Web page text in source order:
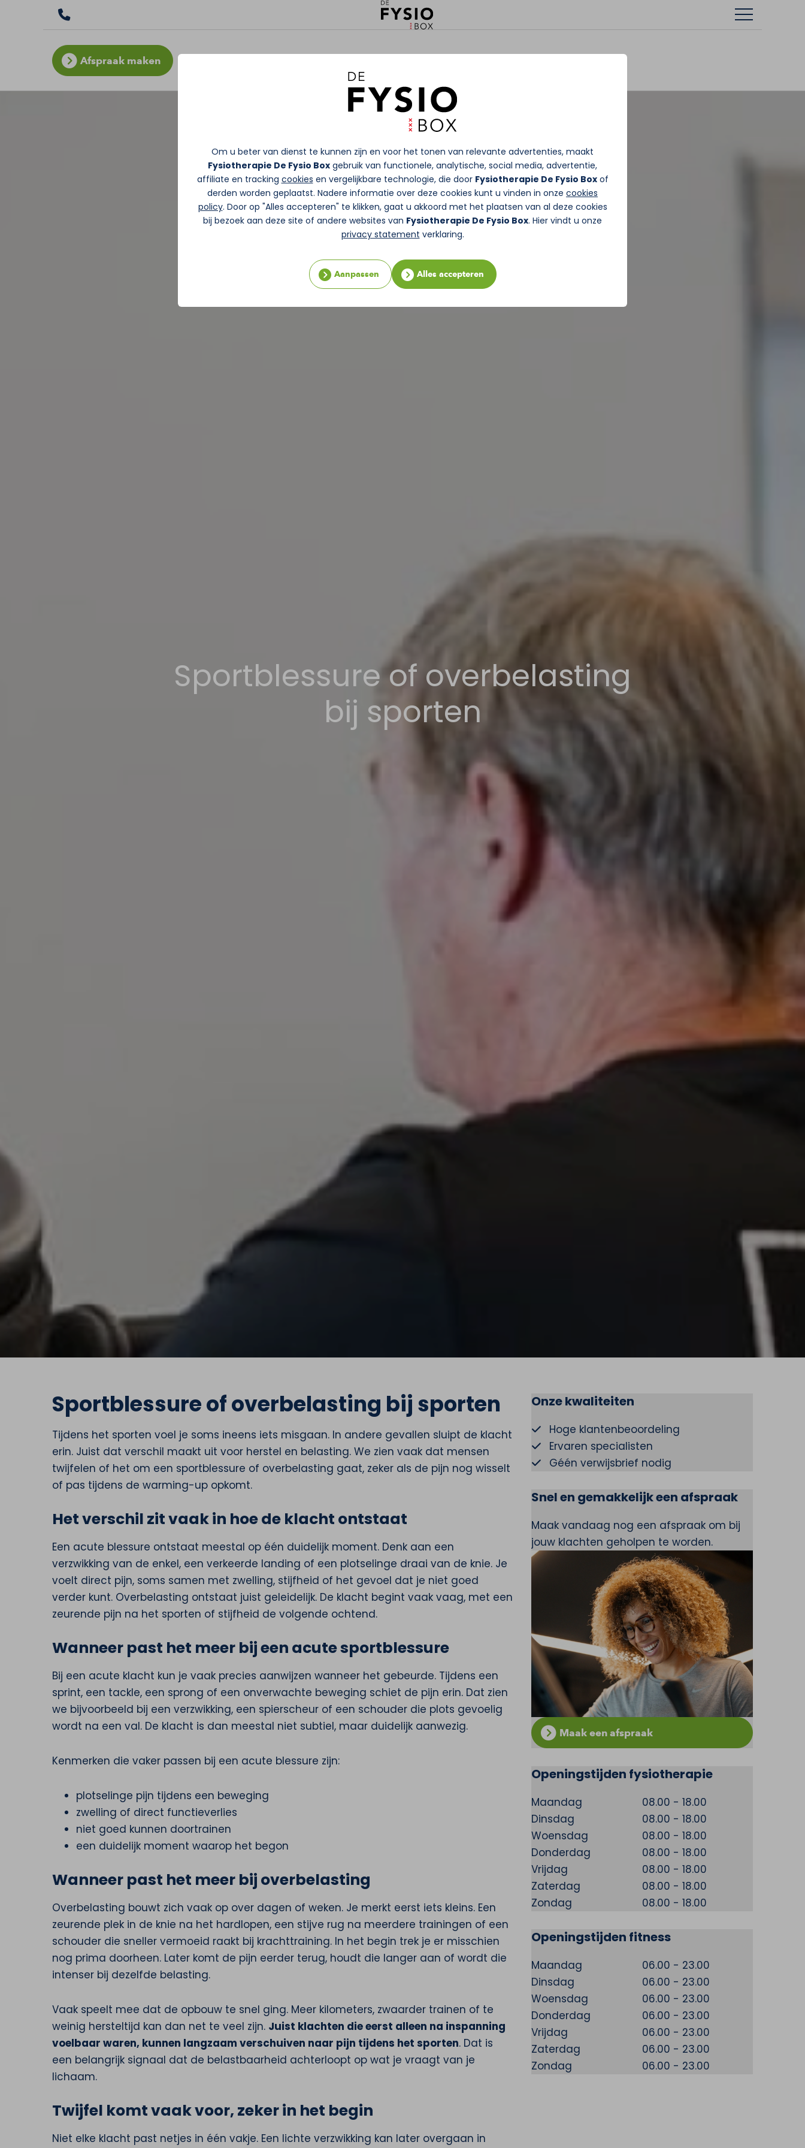
Om u beter van dienst te kunnen zijn en voor het tonen van relevante advertenties, maakt
Fysiotherapie De Fysio Box gebruik van functionele, analytische, social media, advertentie,
affiliate en tracking cookies en vergelijkbare technologie, die door Fysiotherapie De Fysio Boxof
derden worden geplaatst. Nadere informatie over deze cookies kunt u vinden in onze cookies
policy. Door op "Alles accepteren" te klikken, gaat u akkoord met het plaatsen van al deze cookies
bij bezoek aan deze site of andere websites van Fysiotherapie De Fysio Box. Hier vindt u onze
privacy statement verklaring.
Aanpassen Alles accepteren
Afspraak maken
Sportblessure of overbelasting
bij sporten
Sportblessure of overbelasting bij sporten
Tijdens het sporten voel je soms ineens iets misgaan. In andere gevallen sluipt de klacht
erin. Juist dat verschil maakt uit voor herstel en belasting. We zien vaak dat mensen
twijfelen of het om een sportblessure of overbelasting gaat, zeker als de pijn nog wisselt
of pas tijdens de warming-up opkomt.
Het verschil zit vaak in hoe de klacht ontstaat
Een acute blessure ontstaat meestal op één duidelijk moment. Denk aan een
verzwikking van de enkel, een verkeerde landing of een plotselinge draai van de knie. Je
voelt direct pijn, soms samen met zwelling, stijfheid of het gevoel dat je niet goed
verder kunt. Overbelasting ontstaat juist geleidelijk. De klacht begint vaak vaag, met een
zeurende pijn na het sporten of stijfheid de volgende ochtend.
Wanneer past het meer bij een acute sportblessure
Bij een acute klacht kun je vaak precies aanwijzen wanneer het gebeurde. Tijdens een
sprint, een tackle, een sprong of een onverwachte beweging schiet de pijn erin. Dat zien
we bijvoorbeeld bij een verzwikking, een spierscheur of een schouder die plots gevoelig
wordt na een val. De klacht is dan meestal niet subtiel, maar duidelijk aanwezig.
Kenmerken die vaker passen bij een acute blessure zijn:
plotselinge pijn tijdens een beweging
zwelling of direct functieverlies
niet goed kunnen doortrainen
een duidelijk moment waarop het begon
Wanneer past het meer bij overbelasting
Overbelasting bouwt zich vaak op over dagen of weken. Je merkt eerst iets kleins. Een
zeurende plek in de knie na het hardlopen, een stijve rug na meerdere trainingen of een
schouder die sneller vermoeid raakt bij krachttraining. In het begin trek je er misschien
nog prima doorheen. Later komt de pijn eerder terug, houdt die langer aan of wordt die
intenser bij dezelfde belasting.
Vaak speelt mee dat de opbouw te snel ging. Meer kilometers, zwaarder trainen of te
weinig hersteltijd kan dan net te veel zijn. Juist klachten die eerst alleen na inspanning
voelbaar waren, kunnen langzaam verschuiven naar pijn tijdens het sporten. Dat is
een belangrijk signaal dat de belastbaarheid achterloopt op wat je vraagt van je
lichaam.
Twijfel komt vaak voor, zeker in het begin
Niet elke klacht past netjes in één vakje. Een lichte verzwikking kan later overgaan in
Onze kwaliteiten
Hoge klantenbeoordeling
Ervaren specialisten
Géén verwijsbrief nodig
Snel en gemakkelijk een afspraak
Maak vandaag nog een afspraak om bij
jouw klachten geholpen te worden.
Maak een afspraak
Openingstijden fysiotherapie
Maandag
08.00 - 18.00
Dinsdag
08.00 - 18.00
Woensdag
08.00 - 18.00
Donderdag
08.00 - 18.00
Vrijdag
08.00 - 18.00
Zaterdag
08.00 - 18.00
Zondag
08.00 - 18.00
Openingstijden fitness
Maandag
06.00 - 23.00
Dinsdag
06.00 - 23.00
Woensdag
06.00 - 23.00
Donderdag
06.00 - 23.00
Vrijdag
06.00 - 23.00
Zaterdag
06.00 - 23.00
Zondag
06.00 - 23.00